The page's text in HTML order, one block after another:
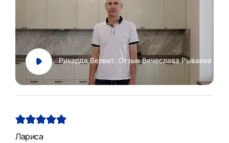
Рикарда Велвет. Отзыв Вячеслава Рываева
Лариса